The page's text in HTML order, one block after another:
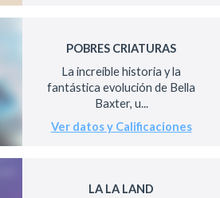
POBRES CRIATURAS
La increíble historia y la
fantástica evolución de Bella
Baxter, u...
Ver datos y Calificaciones
LA LA LAND